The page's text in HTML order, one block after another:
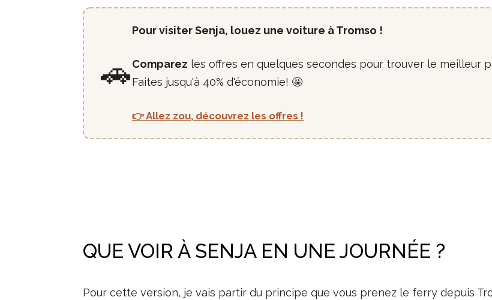
🚗
Pour visiter Senja, louez une voiture à Tromso !
Comparez les offres en quelques secondes pour trouver le meilleur
Faites jusqu'à 40% d'économie! 🤩
👉 Allez zou, découvrez les offres !
QUE VOIR À SENJA EN UNE JOURNÉE ?
Pour cette version, je vais partir du principe que vous prenez le ferry depuis